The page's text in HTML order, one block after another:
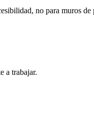
no para muros de
a trabajar.